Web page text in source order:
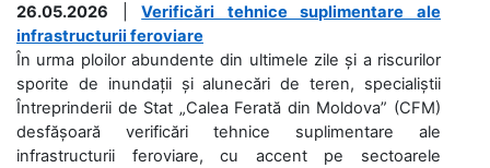
26.05.2026 |Verificări tehnice suplimentare ale
infrastructurii feroviare
În urma ploilor abundente din ultimele zile și a riscurilor
sporite de inundații și alunecări de teren, specialiștii
Întreprinderii de Stat „Calea Ferată din Moldova” (CFM)
desfășoară verificări tehnice suplimentare ale
infrastructurii feroviare, cu accent pe sectoarele